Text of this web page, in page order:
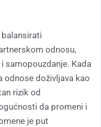
odnosu,
samopouzdanje. Kada
odnose doživljava kao
rizik od
da promeni i
je put